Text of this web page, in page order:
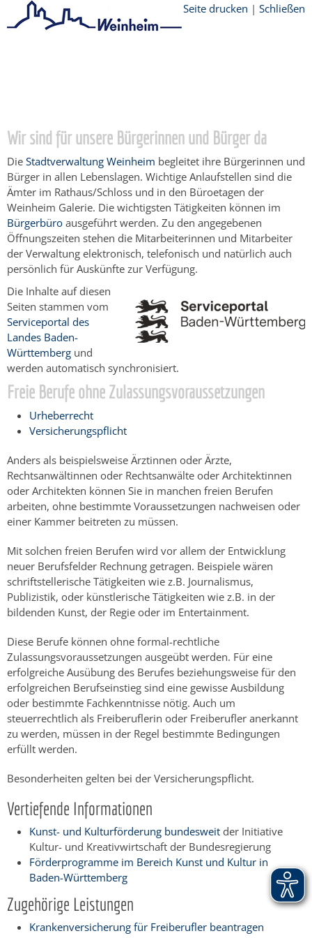
Seite drucken | Schließen
Wir sind für unsere Bürgerinnen und Bürger da
Die Stadtverwaltung Weinheim begleitet ihre Bürgerinnen und
Bürger in allen Lebenslagen. Wichtige Anlaufstellen sind die
Ämter im Rathaus/Schloss und in den Büroetagen der
Weinheim Galerie. Die wichtigsten Tätigkeiten können im
Bürgerbüro ausgeführt werden. Zu den angegebenen
Öffnungszeiten stehen die Mitarbeiterinnen und Mitarbeiter
der Verwaltung elektronisch, telefonisch und natürlich auch
persönlich für Auskünfte zur Verfügung.
Die Inhalte auf diesen
Seiten stammen vom
Serviceportal des
Landes Baden-
Württemberg und
werden automatisch synchronisiert.
Freie Berufe ohne Zulassungsvoraussetzungen
Urheberrecht
Versicherungspflicht
Anders als beispielsweise Ärztinnen oder Ärzte,
Rechtsanwältinnen oder Rechtsanwälte oder Architektinnen
oder Architekten können Sie in manchen freien Berufen
arbeiten, ohne bestimmte Voraussetzungen nachweisen oder
einer Kammer beitreten zu müssen.
Mit solchen freien Berufen wird vor allem der Entwicklung
neuer Berufsfelder Rechnung getragen. Beispiele wären
schriftstellerische Tätigkeiten wie z.B. Journalismus,
Publizistik, oder künstlerische Tätigkeiten wie z.B. in der
bildenden Kunst, der Regie oder im Entertainment.
Diese Berufe können ohne formal-rechtliche
Zulassungsvoraussetzungen ausgeübt werden. Für eine
erfolgreiche Ausübung des Berufes beziehungsweise für den
erfolgreichen Berufseinstieg sind eine gewisse Ausbildung
oder bestimmte Fachkenntnisse nötig. Auch um
steuerrechtlich als Freiberuflerin oder Freiberufler anerkannt
zu werden, müssen in der Regel bestimmte Bedingungen
erfüllt werden.
Besonderheiten gelten bei der Versicherungspflicht.
Vertiefende Informationen
Kunst- und Kulturförderung bundesweit der Initiative
Kultur- und Kreativwirtschaft der Bundesregierung
Förderprogramme im Bereich Kunst und Kultur in
Baden-Württemberg
Zugehörige Leistungen
Krankenversicherung für Freiberufler beantragen